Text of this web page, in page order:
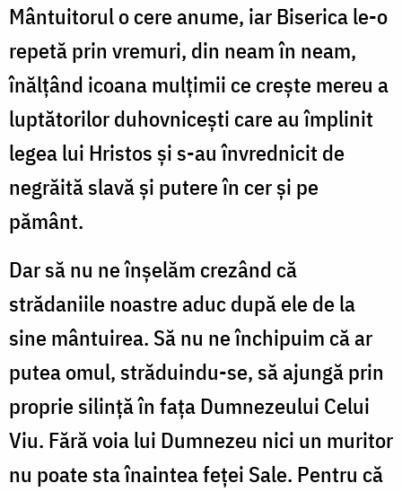
Mântuitorul o cere anume, iar Biserica le-o
repetă prin vremuri, din neam în neam,
înălţând icoana mulţimii ce creşte mereu a
luptătorilor du­hovniceşti care au împlinit
legea lui Hristos şi s-au învrednicit de
negrăită slavă şi putere în cer şi pe
pământ.
Dar să nu ne înşelăm crezând că
strădaniile noastre aduc după ele de la
sine mântuirea. Să nu ne închipuim că ar
putea omul, străduindu-se, să ajungă prin
proprie silinţă în faţa Dumnezeului Celui
Viu. Fără voia lui Dumnezeu nici un muritor
nu poate sta înaintea feţei Sale. Pentru că